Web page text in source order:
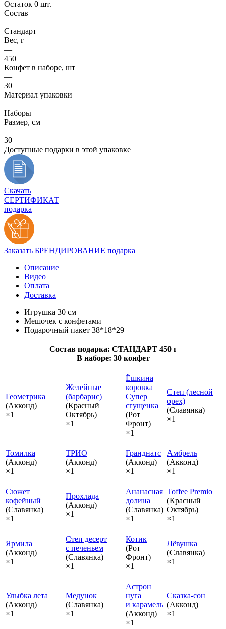
Остаток 0 шт.
Состав
—
Стандарт
Вес, г
—
450
Конфет в наборе, шт
—
30
Материал упаковки
—
Наборы
Размер, см
—
30
Доступные подарки в этой упаковке
Скачать
СЕРТИФИКАТ
подарка
Заказать БРЕНДИРОВАНИЕ подарка
Описание
Видео
Оплата
Доставка
Игрушка 30 см
Мешочек с конфетами
Подарочный пакет 38*18*29
Состав подарка: СТАНДАРТ 450 г
В наборе: 30 конфет
Геометрика
(Акконд)
×1
Желейные
(барбарис)
(Красный
Октябрь)
×1
Ёшкина
коровка
Супер
сгущенка
(Рот
Фронт)
×1
Степ (лесной
орех)
(Славянка)
×1
Томилка
(Акконд)
×1
ТРИО
(Акконд)
×1
Гранднатс
(Акконд)
×1
Амбрель
(Акконд)
×1
Сюжет
кофейный
(Славянка)
×1
Прохлада
(Акконд)
×1
Ананасная
долина
(Славянка)
×1
Toffee Premio
(Красный
Октябрь)
×1
Ярмила
(Акконд)
×1
Степ десерт
с печеньем
(Славянка)
×1
Котик
(Рот
Фронт)
×1
Лёвушка
(Славянка)
×1
Улыбка лета
(Акконд)
×1
Медунок
(Славянка)
×1
Астрон
нуга
и карамель
(Акконд)
×1
Сказка‑сон
(Акконд)
×1